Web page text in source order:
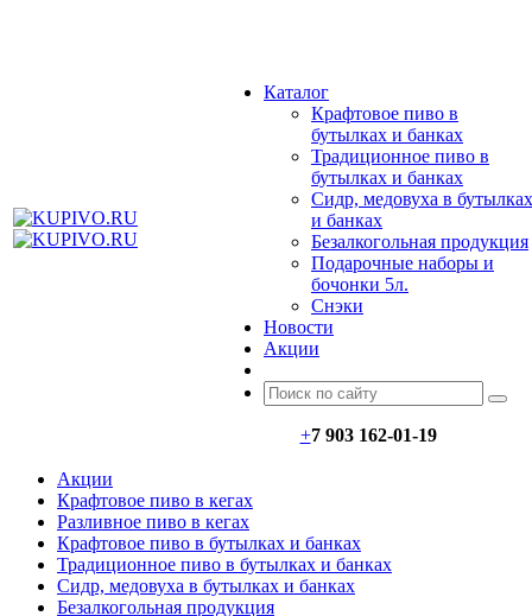
Каталог
Крафтовое пиво в
бутылках и банках
Традиционное пиво в
бутылках и банках
Сидр, медовуха в бутылках
и банках
Безалкогольная продукция
Подарочные наборы и
бочонки 5л.
Снэки
Новости
Акции
+7 903 162-01-19
Акции
Крафтовое пиво в кегах
Разливное пиво в кегах
Крафтовое пиво в бутылках и банках
Традиционное пиво в бутылках и банках
Сидр, медовуха в бутылках и банках
Безалкогольная продукция